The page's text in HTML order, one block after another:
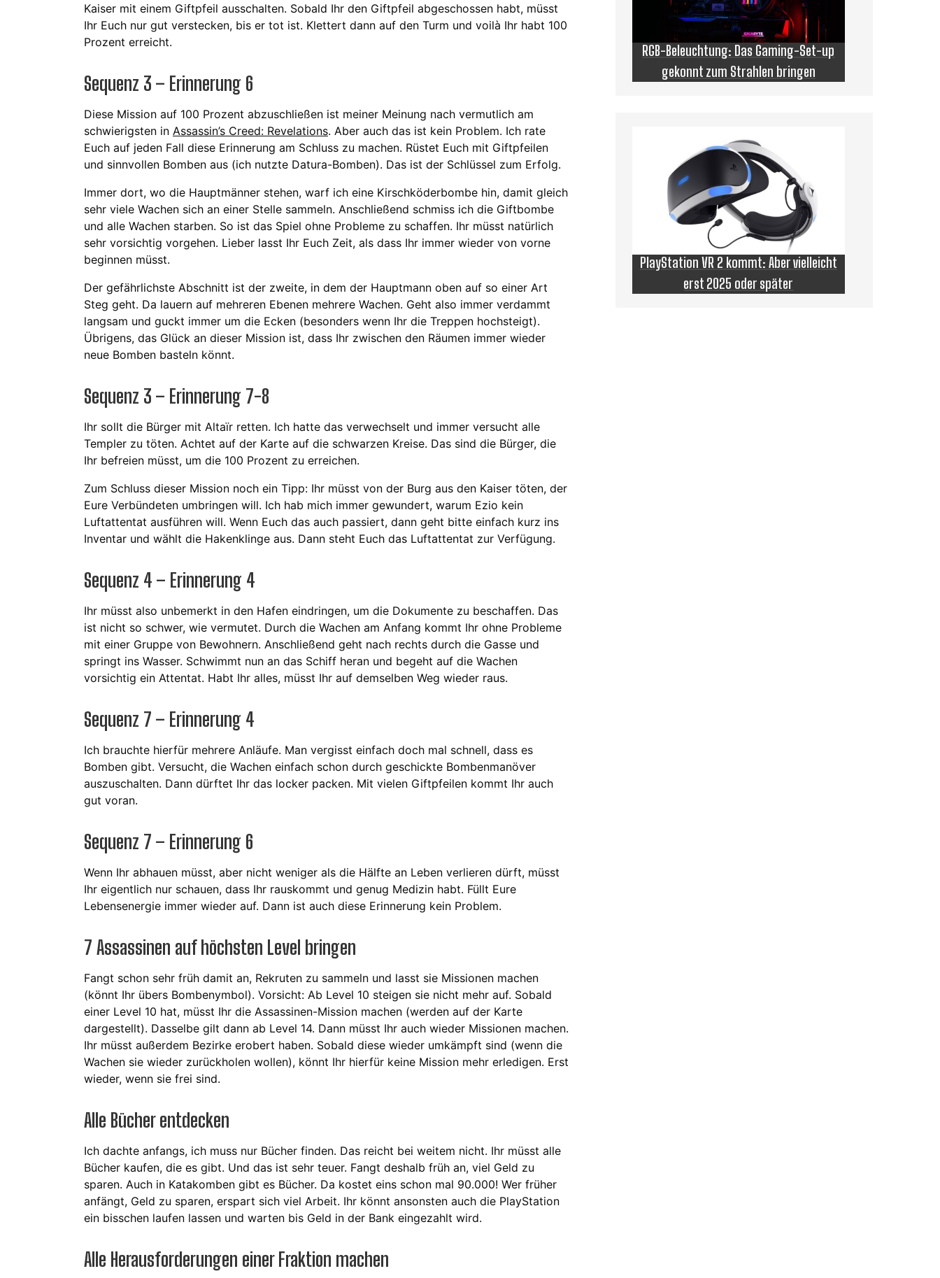
Kaiser mit einem Giftpfeil ausschalten. Sobald Ihr den Giftpfeil abgeschossen habt, müsst
Ihr Euch nur gut verstecken, bis er tot ist. Klettert dann auf den Turm und voilà Ihr habt 100
Prozent erreicht.
Sequenz 3 – Erinnerung 6
Diese Mission auf 100 Prozent abzuschließen ist meiner Meinung nach vermutlich am
schwierigsten in Assassin’s Creed: Revelations. Aber auch das ist kein Problem. Ich rate
Euch auf jeden Fall diese Erinnerung am Schluss zu machen. Rüstet Euch mit Giftpfeilen
und sinnvollen Bomben aus (ich nutzte Datura-Bomben). Das ist der Schlüssel zum Erfolg.
Immer dort, wo die Hauptmänner stehen, warf ich eine Kirschköderbombe hin, damit gleich
sehr viele Wachen sich an einer Stelle sammeln. Anschließend schmiss ich die Giftbombe
und alle Wachen starben. So ist das Spiel ohne Probleme zu schaffen. Ihr müsst natürlich
sehr vorsichtig vorgehen. Lieber lasst Ihr Euch Zeit, als dass Ihr immer wieder von vorne
beginnen müsst.
Der gefährlichste Abschnitt ist der zweite, in dem der Hauptmann oben auf so einer Art
Steg geht. Da lauern auf mehreren Ebenen mehrere Wachen. Geht also immer verdammt
langsam und guckt immer um die Ecken (besonders wenn Ihr die Treppen hochsteigt).
Übrigens, das Glück an dieser Mission ist, dass Ihr zwischen den Räumen immer wieder
neue Bomben basteln könnt.
Sequenz 3 – Erinnerung 7-8
Ihr sollt die Bürger mit Altaïr retten. Ich hatte das verwechselt und immer versucht alle
Templer zu töten. Achtet auf der Karte auf die schwarzen Kreise. Das sind die Bürger, die
Ihr befreien müsst, um die 100 Prozent zu erreichen.
Zum Schluss dieser Mission noch ein Tipp: Ihr müsst von der Burg aus den Kaiser töten, der
Eure Verbündeten umbringen will. Ich hab mich immer gewundert, warum Ezio kein
Luftattentat ausführen will. Wenn Euch das auch passiert, dann geht bitte einfach kurz ins
Inventar und wählt die Hakenklinge aus. Dann steht Euch das Luftattentat zur Verfügung.
Sequenz 4 – Erinnerung 4
Ihr müsst also unbemerkt in den Hafen eindringen, um die Dokumente zu beschaffen. Das
ist nicht so schwer, wie vermutet. Durch die Wachen am Anfang kommt Ihr ohne Probleme
mit einer Gruppe von Bewohnern. Anschließend geht nach rechts durch die Gasse und
springt ins Wasser. Schwimmt nun an das Schiff heran und begeht auf die Wachen
vorsichtig ein Attentat. Habt Ihr alles, müsst Ihr auf demselben Weg wieder raus.
Sequenz 7 – Erinnerung 4
Ich brauchte hierfür mehrere Anläufe. Man vergisst einfach doch mal schnell, dass es
Bomben gibt. Versucht, die Wachen einfach schon durch geschickte Bombenmanöver
auszuschalten. Dann dürftet Ihr das locker packen. Mit vielen Giftpfeilen kommt Ihr auch
gut voran.
Sequenz 7 – Erinnerung 6
Wenn Ihr abhauen müsst, aber nicht weniger als die Hälfte an Leben verlieren dürft, müsst
Ihr eigentlich nur schauen, dass Ihr rauskommt und genug Medizin habt. Füllt Eure
Lebensenergie immer wieder auf. Dann ist auch diese Erinnerung kein Problem.
7 Assassinen auf höchsten Level bringen
Fangt schon sehr früh damit an, Rekruten zu sammeln und lasst sie Missionen machen
(könnt Ihr übers Bombenymbol). Vorsicht: Ab Level 10 steigen sie nicht mehr auf. Sobald
einer Level 10 hat, müsst Ihr die Assassinen-Mission machen (werden auf der Karte
dargestellt). Dasselbe gilt dann ab Level 14. Dann müsst Ihr auch wieder Missionen machen.
Ihr müsst außerdem Bezirke erobert haben. Sobald diese wieder umkämpft sind (wenn die
Wachen sie wieder zurückholen wollen), könnt Ihr hierfür keine Mission mehr erledigen. Erst
wieder, wenn sie frei sind.
Alle Bücher entdecken
Ich dachte anfangs, ich muss nur Bücher finden. Das reicht bei weitem nicht. Ihr müsst alle
Bücher kaufen, die es gibt. Und das ist sehr teuer. Fangt deshalb früh an, viel Geld zu
sparen. Auch in Katakomben gibt es Bücher. Da kostet eins schon mal 90.000! Wer früher
anfängt, Geld zu sparen, erspart sich viel Arbeit. Ihr könnt ansonsten auch die PlayStation
ein bisschen laufen lassen und warten bis Geld in der Bank eingezahlt wird.
Alle Herausforderungen einer Fraktion machen
RGB-Beleuchtung: Das Gaming-Set-up
gekonnt zum Strahlen bringen
PlayStation VR 2 kommt: Aber vielleicht
erst 2025 oder später